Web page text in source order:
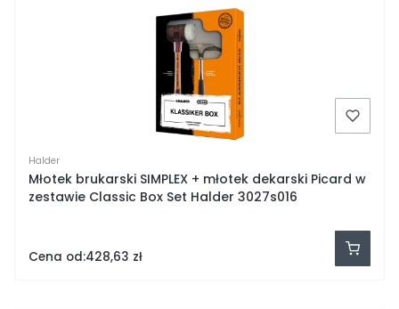
Halder
Młotek brukarski SIMPLEX + młotek dekarski Picard w
zestawie Classic Box Set Halder 3027s016
Cena od:428,63 zł